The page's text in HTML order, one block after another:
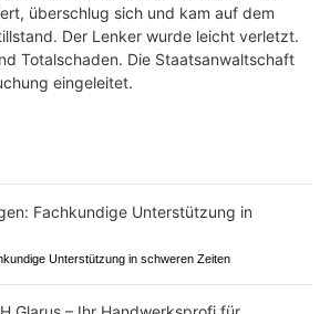
überschlug sich und kam auf dem
Der Lenker wurde leicht verletzt.
Totalschaden. Die Staatsanwaltschaft
eingeleitet.
Unterstützung in schweren Zeiten